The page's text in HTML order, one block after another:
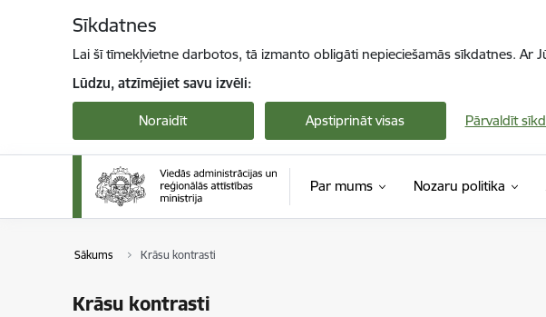
Sīkdatnes
Lai šī tīmekļvietne darbotos, tā izmanto obligāti nepieciešamās sīkdatnes.
Lūdzu, atzīmējiet savu izvēli:
Noraidīt Apstiprināt visas Pārvaldīt
Par mums Nozaru politika
Sākums Krāsu kontrasti
Krāsu kontrasti